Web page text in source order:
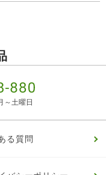
～土曜日
る質問